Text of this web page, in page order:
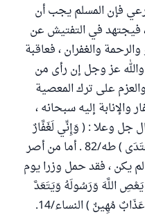
فإن المسلم يجب أن
، فيجتهد في التفتيش عن
والغفران ، فعاقبة
عز وجل إن رأى من
على ترك المعصية
إليه سبحانه ،
جل وعلا : ( وَإِنِّي لَغَفَّارٌ
لِمَنْ تَابَ وَآمَنَ وَعَمِلَ صَالِحًا ثُمَّ اهْتَدَى ) طه/82 . أما من أصر
يكن ، فقد حمل وزرا يوم
اللَّهَ وَرَسُولَهُ وَيَتَعَدَّ
مُهِينٌ ) النساء/14.